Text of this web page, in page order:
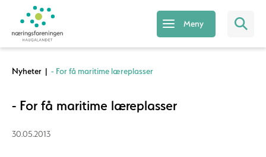
Meny
Nyheter | - For få maritime læreplasser
- For få maritime læreplasser
30.05.2013